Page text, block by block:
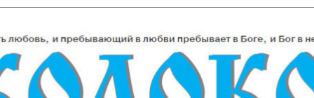
content
Колокол Севера